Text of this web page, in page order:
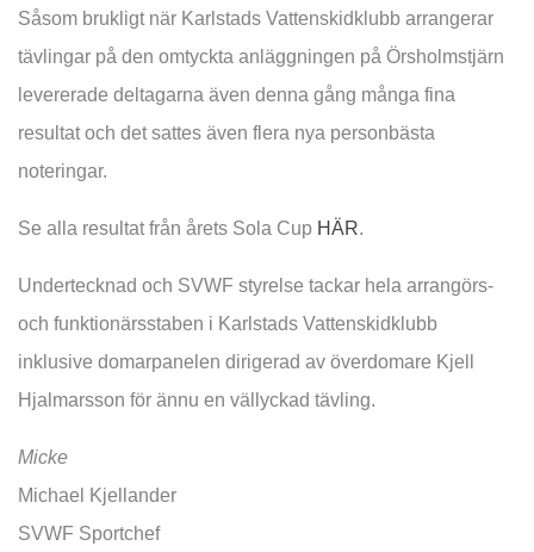
Såsom brukligt när Karlstads Vattenskidklubb arrangerar
tävlingar på den omtyckta anläggningen på Örsholmstjärn
levererade deltagarna även denna gång många fina
resultat och det sattes även flera nya personbästa
noteringar.
Se alla resultat från årets Sola Cup HÄR.
Undertecknad och SVWF styrelse tackar hela arrangörs-
och funktionärsstaben i Karlstads Vattenskidklubb
inklusive domarpanelen dirigerad av överdomare Kjell
Hjalmarsson för ännu en vällyckad tävling.
Micke
Michael Kjellander
SVWF Sportchef